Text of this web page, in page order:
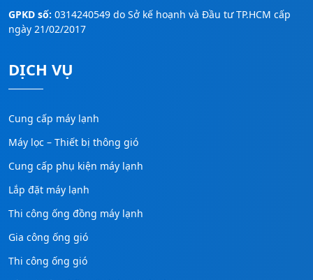
GPKD số: 0314240549 do Sở kế hoạnh và Đầu tư TP.HCM cấp
ngày 21/02/2017
DỊCH VỤ
Cung cấp máy lạnh
Máy lọc – Thiết bị thông gió
Cung cấp phụ kiện máy lạnh
Lắp đặt máy lạnh
Thi công ống đồng máy lạnh
Gia công ống gió
Thi công ống gió